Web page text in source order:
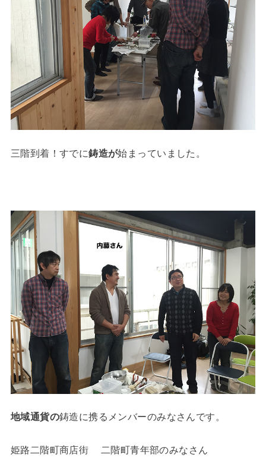
三階到着！すでに鋳造が始まっていました。
地域通貨の鋳造に携るメンバーのみなさんです。
姫路二階町商店街 二階町青年部のみなさん